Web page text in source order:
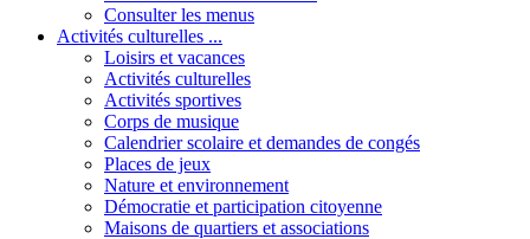
Consulter les menus
Activités culturelles ...
Loisirs et vacances
Activités culturelles
Activités sportives
Corps de musique
Calendrier scolaire et demandes de congés
Places de jeux
Nature et environnement
Démocratie et participation citoyenne
Maisons de quartiers et associations